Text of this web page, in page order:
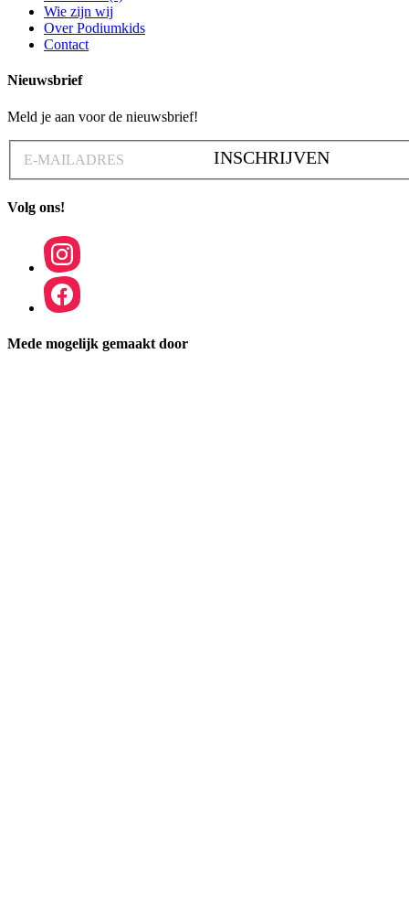
Wie zijn wij
Over Podiumkids
Contact
Nieuwsbrief
Meld je aan voor de nieuwsbrief!
INSCHRIJVEN
Volg ons!
Mede mogelijk gemaakt door